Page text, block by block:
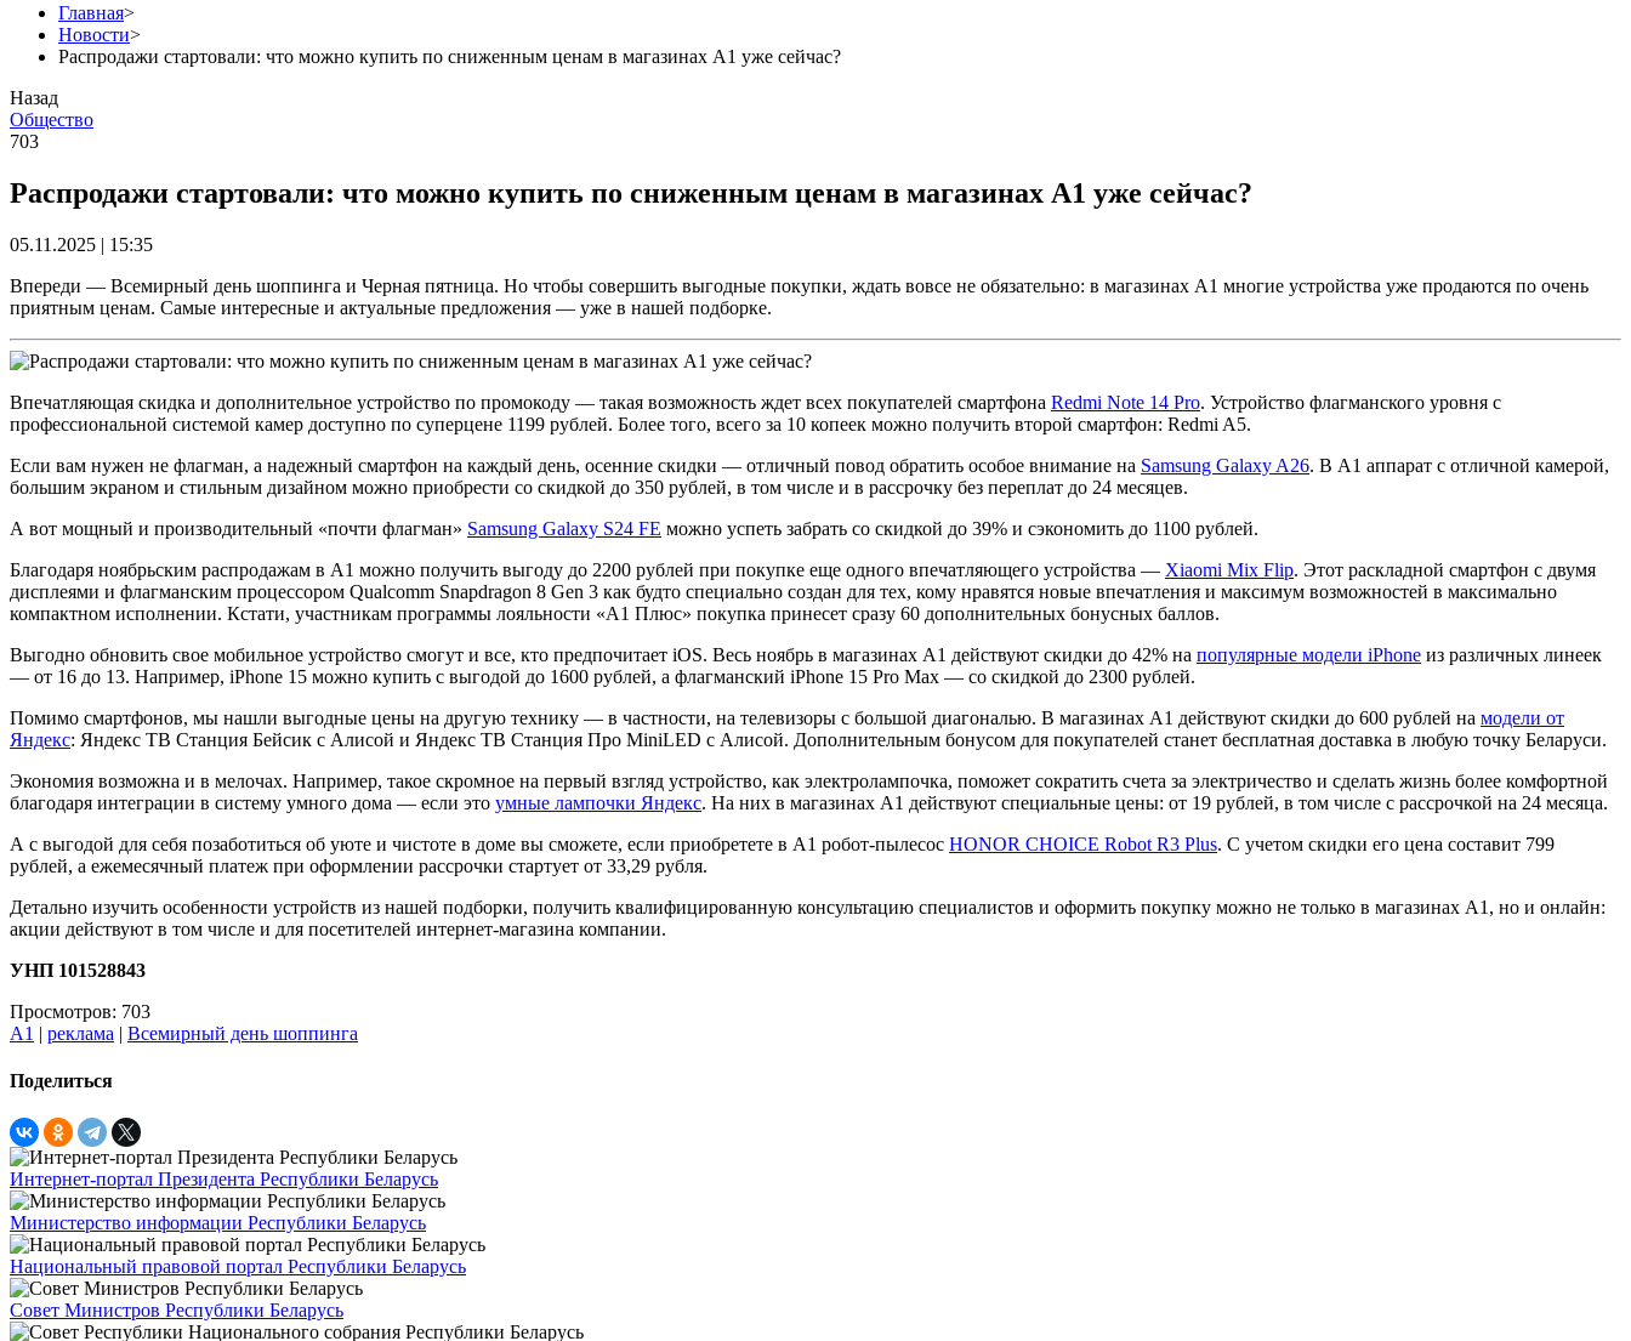
Главная>
Новости>
Распродажи стартовали: что можно купить по сниженным ценам в магазинах А1 уже сейчас?
Назад
Общество
703
Распродажи стартовали: что можно купить по сниженным ценам в магазинах А1 уже сейчас?
05.11.2025 | 15:35
Впереди — Всемирный день шоппинга и Черная пятница. Но чтобы совершить выгодные покупки, ждать вовсе не обязательно: в магазинах А1 многие устройства уже продаются по очень
приятным ценам. Самые интересные и актуальные предложения — уже в нашей подборке.
Впечатляющая скидка и дополнительное устройство по промокоду — такая возможность ждет всех покупателей смартфона Redmi Note 14 Pro. Устройство флагманского уровня с
профессиональной системой камер доступно по суперцене 1199 рублей. Более того, всего за 10 копеек можно получить второй смартфон: Redmi A5.
Если вам нужен не флагман, а надежный смартфон на каждый день, осенние скидки — отличный повод обратить особое внимание на Samsung Galaxy A26. В А1 аппарат с отличной камерой,
большим экраном и стильным дизайном можно приобрести со скидкой до 350 рублей, в том числе и в рассрочку без переплат до 24 месяцев.
А вот мощный и производительный «почти флагман» Samsung Galaxy S24 FE можно успеть забрать со скидкой до 39% и сэкономить до 1100 рублей.
Благодаря ноябрьским распродажам в А1 можно получить выгоду до 2200 рублей при покупке еще одного впечатляющего устройства — Xiaomi Mix Flip. Этот раскладной смартфон с двумя
дисплеями и флагманским процессором Qualcomm Snapdragon 8 Gen 3 как будто специально создан для тех, кому нравятся новые впечатления и максимум возможностей в максимально
компактном исполнении. Кстати, участникам программы лояльности «А1 Плюс» покупка принесет сразу 60 дополнительных бонусных баллов.
Выгодно обновить свое мобильное устройство смогут и все, кто предпочитает iOS. Весь ноябрь в магазинах А1 действуют скидки до 42% на популярные модели iPhone из различных линеек
— от 16 до 13. Например, iPhone 15 можно купить с выгодой до 1600 рублей, а флагманский iPhone 15 Pro Max — со скидкой до 2300 рублей.
Помимо смартфонов, мы нашли выгодные цены на другую технику — в частности, на телевизоры с большой диагональю. В магазинах А1 действуют скидки до 600 рублей на модели от
Яндекс: Яндекс ТВ Станция Бейсик с Алисой и Яндекс ТВ Станция Про MiniLED с Алисой. Дополнительным бонусом для покупателей станет бесплатная доставка в любую точку Беларуси.
Экономия возможна и в мелочах. Например, такое скромное на первый взгляд устройство, как электролампочка, поможет сократить счета за электричество и сделать жизнь более комфортной
благодаря интеграции в систему умного дома — если это умные лампочки Яндекс. На них в магазинах А1 действуют специальные цены: от 19 рублей, в том числе с рассрочкой на 24 месяца.
А с выгодой для себя позаботиться об уюте и чистоте в доме вы сможете, если приобретете в А1 робот-пылесос HONOR CHOICE Robot R3 Plus. С учетом скидки его цена составит 799
рублей, а ежемесячный платеж при оформлении рассрочки стартует от 33,29 рубля.
Детально изучить особенности устройств из нашей подборки, получить квалифицированную консультацию специалистов и оформить покупку можно не только в магазинах А1, но и онлайн:
акции действуют в том числе и для посетителей интернет-магазина компании.
УНП 101528843
Просмотров: 703
А1 | реклама | Всемирный день шоппинга
Поделиться
Интернет-портал Президента Республики Беларусь
Министерство информации Республики Беларусь
Национальный правовой портал Республики Беларусь
Совет Министров Республики Беларусь